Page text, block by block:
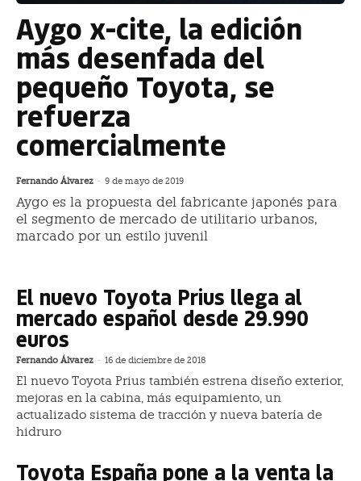
Aygo x-cite, la edición
más desenfada del
pequeño Toyota, se
refuerza
comercialmente
Fernando Álvarez - 9 de mayo de 2019
Aygo es la propuesta del fabricante japonés para
el segmento de mercado de utilitario urbanos,
marcado por un estilo juvenil
El nuevo Toyota Prius llega al
mercado español desde 29.990
euros
Fernando Álvarez - 16 de diciembre de 2018
El nuevo Toyota Prius también estrena diseño exterior,
mejoras en la cabina, más equipamiento, un
actualizado sistema de tracción y nueva batería de
hidruro
Toyota España pone a la venta la